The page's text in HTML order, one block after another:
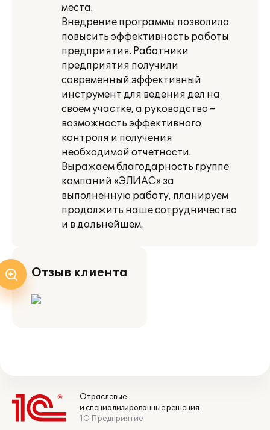
места.
Внедрение программы позволило
повысить эффективность работы
предприятия. Работники
предприятия получили
современный эффективный
инструмент для ведения дел на
своем участке, а руководство –
возможность эффективного
контроля и получения
необходимой отчетности.
Выражаем благодарность группе
компаний «ЭЛИАС» за
выполненную работу, планируем
продолжить наше сотрудничество
и в дальнейшем.
Отзыв клиента
Отраслевые
и специализированные решения
1С:Предприятие